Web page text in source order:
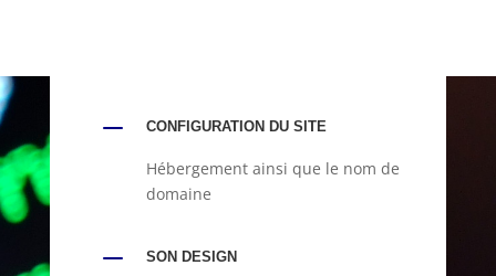
K CONFIGURATION DU SITE
Hébergement ainsi que le nom de
domaine
K SON DESIGN